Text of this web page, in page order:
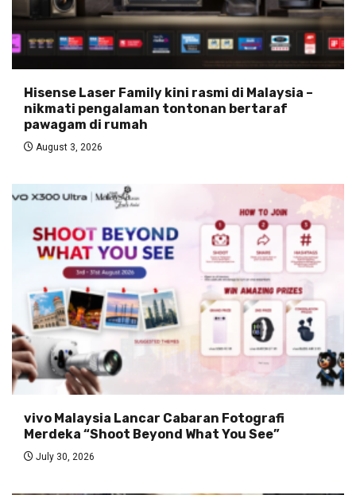
Hisense Laser Family kini rasmi di Malaysia –
nikmati pengalaman tontonan bertaraf
pawagam di rumah
August 3, 2026
vivo Malaysia Lancar Cabaran Fotografi
Merdeka “Shoot Beyond What You See”
July 30, 2026